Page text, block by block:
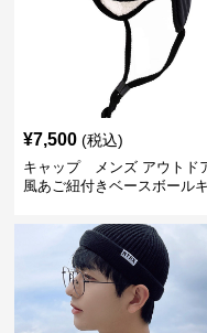
¥7,500 (税込)
キャップ メンズ アウトド
風あご紐付きベースボール